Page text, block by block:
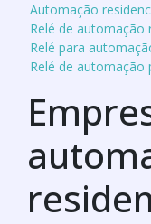
Automação
Relé de automação
Relé para
Relé de automação